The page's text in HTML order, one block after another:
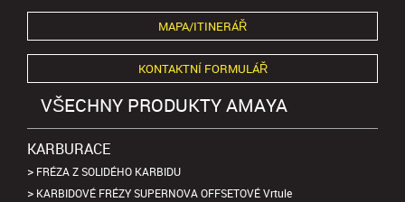
MAPA/ITINERÁŘ
KONTAKTNÍ FORMULÁŘ
VŠECHNY PRODUKTY AMAYA
KARBURACE
FRÉZA Z SOLIDÉHO KARBIDU
KARBIDOVÉ FRÉZY SUPERNOVA OFFSETOVÉ Vrtule